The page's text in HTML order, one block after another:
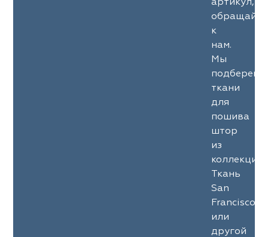
артикул,
к
нам.
Мы
подберем
ткани
для
пошива
штор
из
Ткань
San
Francisco
или
другой